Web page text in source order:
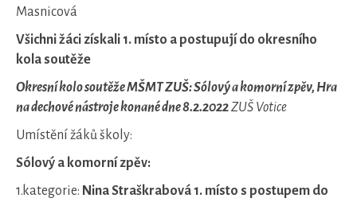
Masnicová
Všichni žáci získali 1. místo a postupují do okresního
kola soutěže
Okresní kolo soutěže MŠMT ZUŠ: Sólový a komorní zpěv, Hra
na dechové nástroje konané dne 8.2.2022ZUŠ Votice
Umístění žáků školy:
Sólový a komorní zpěv:
1.kategorie: Nina Straškrabová 1. místo s postupem do